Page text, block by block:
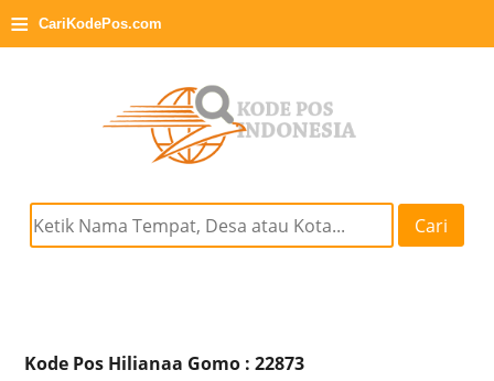
≡ CariKodePos.com
Cari
Kode Pos Hilianaa Gomo : 22873